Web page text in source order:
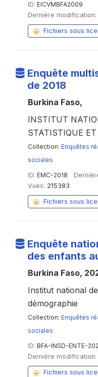
ID: EICVMBFA2009
Dernière modification:
Fichiers sous
Enquête
de 2018
Burkina Faso,
INSTITUT
STATISTIQUE
Collection: Enquêtes
sociales
ID: EMC-2018
Vues: 215383
Fichiers sous
Enquête
des enfants
Burkina Faso,
Institut national
démographie
Collection: Enquêtes
sociales
ID: BFA-INSD-ENTE-
Dernière modification:
Fichiers sous